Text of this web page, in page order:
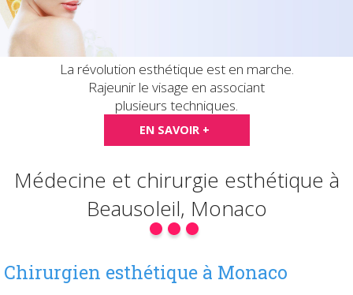
La révolution esthétique est en marche.
Rajeunir le visage en associant
plusieurs techniques.
EN SAVOIR +
Médecine et chirurgie esthétique à
Beausoleil, Monaco
Chirurgien esthétique à Monaco